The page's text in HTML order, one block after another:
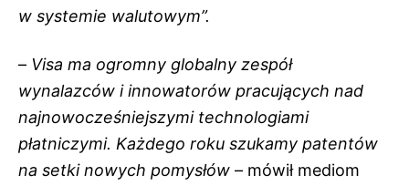
w systemie walutowym”.
– Visa ma ogromny globalny zespół
wynalazców i innowatorów pracujących nad
najnowocześniejszymi technologiami
płatniczymi. Każdego roku szukamy patentów
na setki nowych pomysłów – mówił mediom